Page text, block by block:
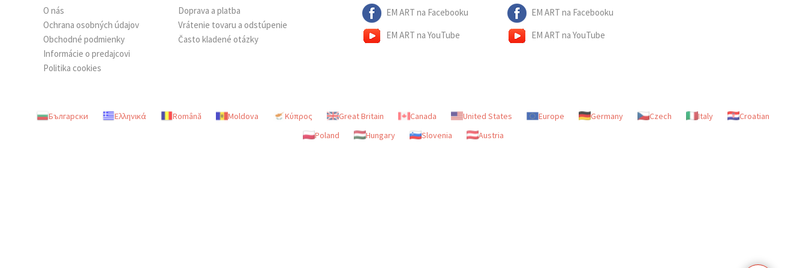
O nás
Ochrana osobných údajov
Obchodné podmienky
Informácie o predajcovi
Politika cookies
Doprava a platba
Vrátenie tovaru a odstúpenie
Často kladené otázky
EM ART na Facebooku
EM ART na YouTube
EM ART na Facebooku
EM ART na YouTube
Български Ελληνικά Română Moldova Κύπρος Great Britain Canada United States Europe Germany Czech Italy
Croatian
Poland
Hungary Slovenia Austria